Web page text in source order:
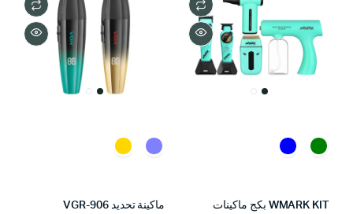
WMARK KIT بكج ماكينات
ماكينة تحديد VGR-906